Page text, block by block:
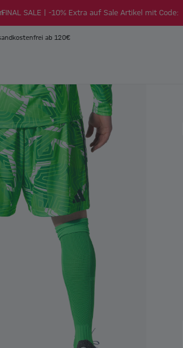
FINAL SALE | -10% Extra auf Sale Artikel mit Code:
ab 120€